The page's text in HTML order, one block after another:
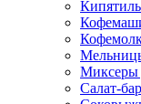
Миксеры
Салат-